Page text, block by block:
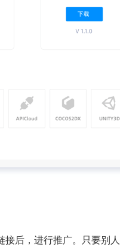
接后，进行推广。只要别